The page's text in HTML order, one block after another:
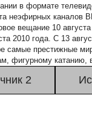
в формате
неэфирных каналов
вещание 10
2010 года. С 13
самые престижные
фигурному катанию,
2